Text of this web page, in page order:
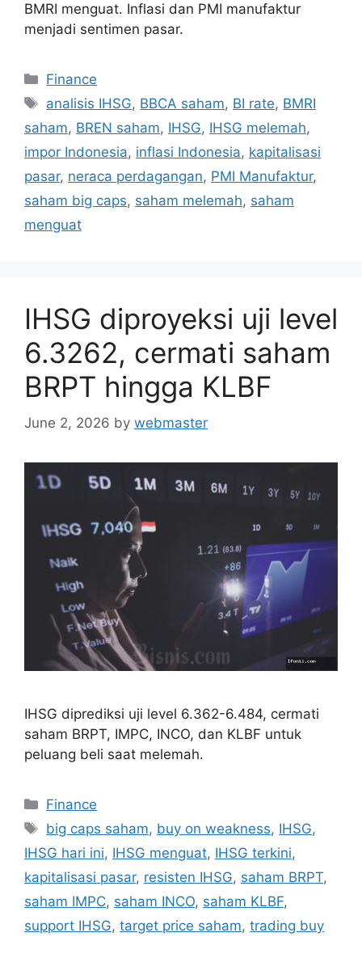
BMRI menguat. Inflasi dan PMI manufaktur
menjadi sentimen pasar.
Categories
Finance
Tags
analisis IHSG, BBCA saham, BI rate, BMRI
saham, BREN saham, IHSG, IHSG melemah,
impor Indonesia, inflasi Indonesia, kapitalisasi
pasar, neraca perdagangan, PMI Manufaktur,
saham big caps, saham melemah, saham
menguat
IHSG diproyeksi uji level
6.3262, cermati saham
BRPT hingga KLBF
June 2, 2026 by webmaster
IHSG diprediksi uji level 6.362-6.484, cermati
saham BRPT, IMPC, INCO, dan KLBF untuk
peluang beli saat melemah.
Categories
Finance
Tags
big caps saham, buy on weakness, IHSG,
IHSG hari ini, IHSG menguat, IHSG terkini,
kapitalisasi pasar, resisten IHSG, saham BRPT,
saham IMPC, saham INCO, saham KLBF,
support IHSG, target price saham, trading buy